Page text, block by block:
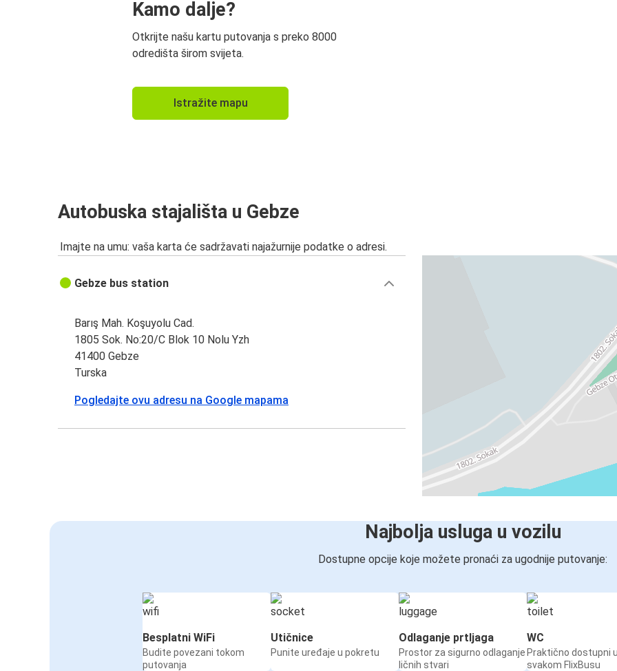
Kamo dalje?
Otkrijte našu kartu putovanja s preko 8000
odredišta širom svijeta.
Istražite mapu
Autobuska stajališta u Gebze
Imajte na umu: vaša karta će sadržavati najažurnije podatke o adresi.
Gebze bus station
Barış Mah. Koşuyolu Cad.
1805 Sok. No:20/C Blok 10 Nolu Yzh
41400 Gebze
Turska
Pogledajte ovu adresu na Google mapama
Najbolja usluga u vozilu
Dostupne opcije koje možete pronaći za ugodnije putovanje:
Besplatni WiFi
Budite povezani tokom
putovanja
Utičnice
Punite uređaje u pokretu
Odlaganje prtljaga
Prostor za sigurno odlaganje
ličnih stvari
WC
Praktično dostupni u
svakom FlixBusu